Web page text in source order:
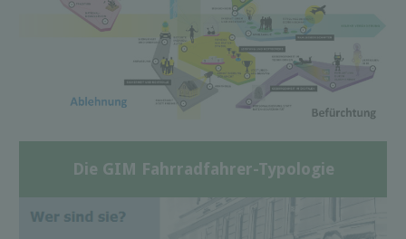
Die GIM Fahrradfahrer-Typologie